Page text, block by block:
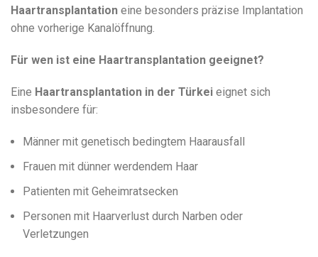
Haartransplantation eine besonders präzise Implantation
ohne vorherige Kanalöffnung.
Für wen ist eine Haartransplantation geeignet?
Eine Haartransplantation in der Türkei eignet sich
insbesondere für:
Männer mit genetisch bedingtem Haarausfall
Frauen mit dünner werdendem Haar
Patienten mit Geheimratsecken
Personen mit Haarverlust durch Narben oder
Verletzungen